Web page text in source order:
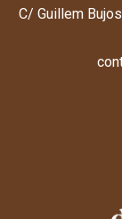
C/ Guillem